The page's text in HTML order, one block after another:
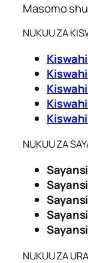
Masomo
NUKUU ZA
NUKUU ZA
NUKUU ZA